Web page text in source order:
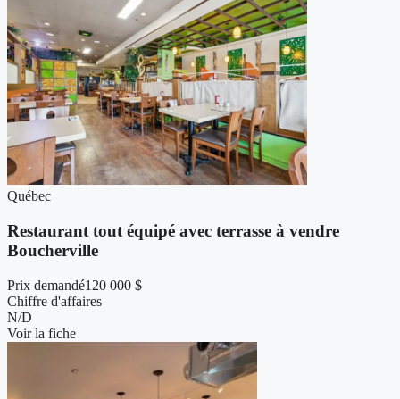
Québec
Restaurant tout équipé avec terrasse à vendre
Boucherville
Prix demandé120 000 $
Chiffre d'affaires
N/D
Voir la fiche